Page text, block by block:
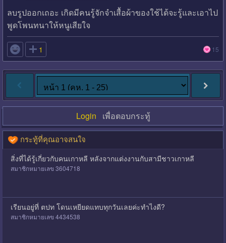
ลบรูปออกเถอะ เกิดมีคนรู้จักจำเสื้อผ้าของใช้ได้จะรู้และเอาไป
พูดโพนทนาให้หนูเสียใจ
 1 15
Login เพื่อตอบกระทู้
กระทู้ที่คุณอาจสนใจ
สิ่งที่ได้รู้เกี่ยวกับคนเกาหลี หลังจากแต่งงานกับสามีชาวเกาหลี
สมาชิกหมายเลข 3604718
เรียนอยู่ที่ ตปท โดนเหยียดแทบทุกวันเลยค่ะทำไงดี?
สมาชิกหมายเลข 4434538